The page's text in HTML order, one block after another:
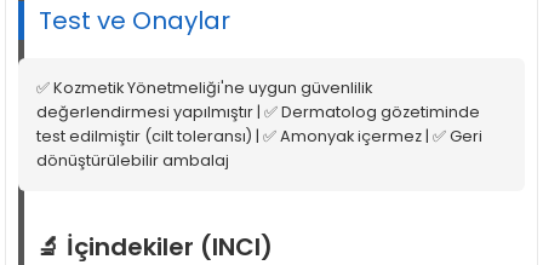
Test ve Onaylar
✅ Kozmetik Yönetmeliği'ne uygun güvenlilik
değerlendirmesi yapılmıştır | ✅ Dermatolog gözetiminde
test edilmiştir (cilt toleransı) | ✅ Amonyak içermez | ✅ Geri
dönüştürülebilir ambalaj
🔬 İçindekiler (INCI)